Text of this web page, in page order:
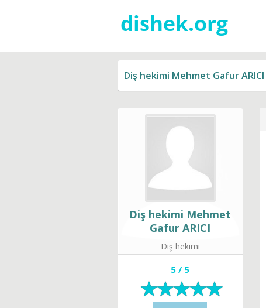
Diş hekimi Mehmet Gafur ARICI
Diş hekimi Mehmet
Gafur ARICI
Diş hekimi
5 / 5